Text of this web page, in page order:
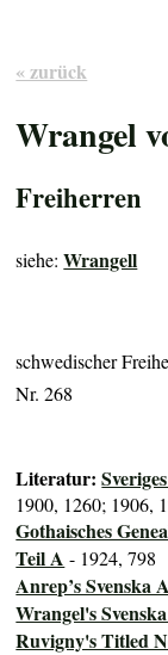
« zurück
Wrangel
Freiherren
siehe:Wrangell
schwedischer
Nr. 268
Literatur:
1900, 1260; 1906,
Gothaisches
Teil A - 1924, 798
Anrep’s Svenska
Wrangel's
Ruvigny's Titled